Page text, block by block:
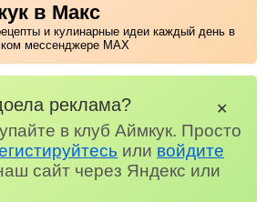
в Макс
и кулинарные идеи каждый день в
мессенджере MAX
реклама?
в клуб Аймкук. Просто
или войдите
сайт через Яндекс или
✕